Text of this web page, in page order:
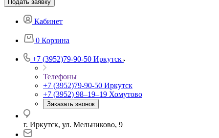
Подать заявку
Кабинет
0 Корзина
+7 (3952)79-90-50 Иркутск
Телефоны
+7 (3952)79-90-50 Иркутск
+7 (3952) 98‒19‒19 Хомутово
Заказать звонок
г. Иркутск, ул. Мельниково, 9